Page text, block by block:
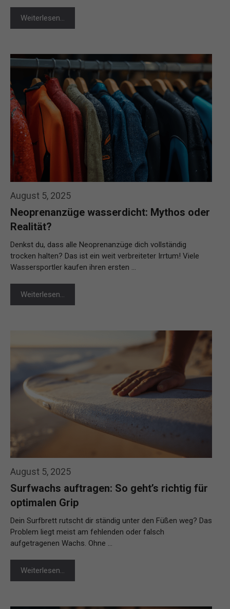
Weiterlesen…
August 5, 2025
Neoprenanzüge wasserdicht: Mythos oder
Realität?
Denkst du, dass alle Neoprenanzüge dich vollständig
trocken halten? Das ist ein weit verbreiteter Irrtum! Viele
Wassersportler kaufen ihren ersten …
Weiterlesen…
August 5, 2025
Surfwachs auftragen: So geht’s richtig für
optimalen Grip
Dein Surfbrett rutscht dir ständig unter den Füßen weg? Das
Problem liegt meist am fehlenden oder falsch
aufgetragenen Wachs. Ohne …
Weiterlesen…